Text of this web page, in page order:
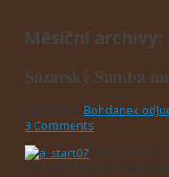
Měsíční archivy:
Sázavský Samba
Bohdanek
3 Comments
Letos na